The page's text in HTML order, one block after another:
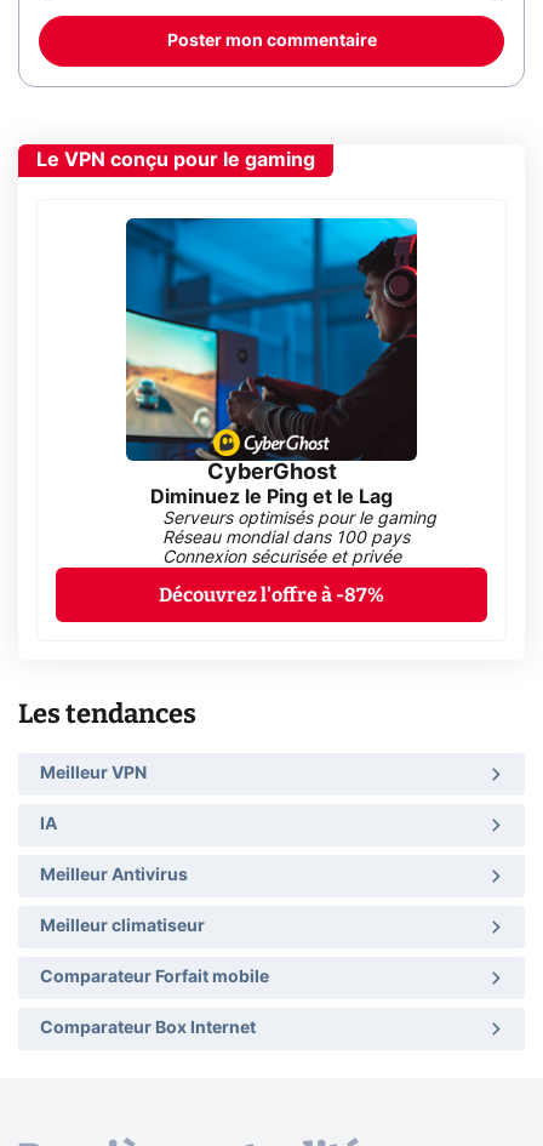
Poster mon commentaire
Le VPN conçu pour le gaming
CyberGhost
Diminuez le Ping et le Lag
Serveurs optimisés pour le gaming
Réseau mondial dans 100 pays
Connexion sécurisée et privée
Découvrez l'offre à -87%
Les tendances
Meilleur VPN
IA
Meilleur Antivirus
Meilleur climatiseur
Comparateur Forfait mobile
Comparateur Box Internet